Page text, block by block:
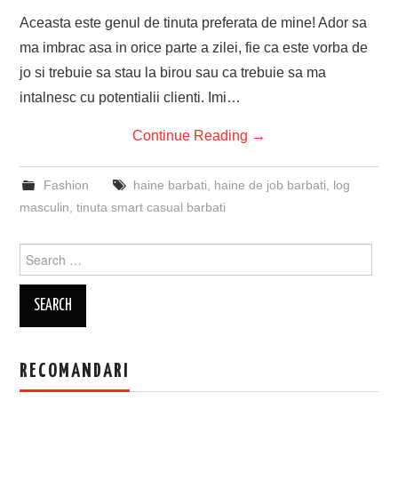
Aceasta este genul de tinuta preferata de mine! Ador sa
ma imbrac asa in orice parte a zilei, fie ca este vorba de
jo si trebuie sa stau la birou sau ca trebuie sa ma
intalnesc cu potentialii clienti. Imi…
Continue Reading →
Fashion haine barbati haine de job barbati
log
masculin ,tinuta smart casual barbati
for:
RECOMANDARI